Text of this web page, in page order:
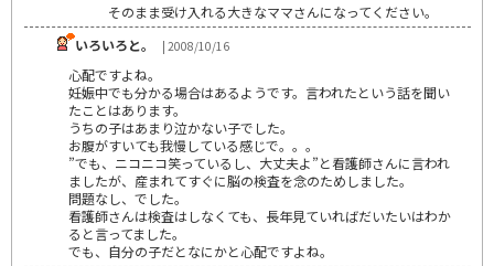
そのまま受け入れる大きなママさんになってください。
いろいろと。
| 2008/10/16
心配ですよね。
妊娠中でも分かる場合はあるようです。言われたという話を聞い
たことはあります。
うちの子はあまり泣かない子でした。
お腹がすいても我慢している感じで。。。
”でも、ニコニコ笑っているし、大丈夫よ”と看護師さんに言われ
ましたが、産まれてすぐに脳の検査を念のためしました。
問題なし、でした。
看護師さんは検査はしなくても、長年見ていればだいたいはわか
ると言ってました。
でも、自分の子だとなにかと心配ですよね。